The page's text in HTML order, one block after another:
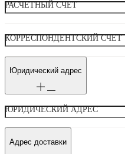
РАСЧЕТНЫЙ СЧЕТ
КОРРЕСПОНДЕНТСКИЙ СЧЕТ
Юридический адрес
ЮРИДИЧЕСКИЙ АДРЕС
Адрес доставки